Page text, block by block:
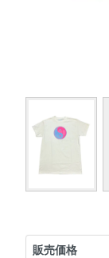
販売価格